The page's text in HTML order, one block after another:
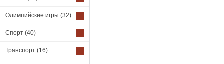
Олимпийские игры (32)
Спорт (40)
Транспорт (16)